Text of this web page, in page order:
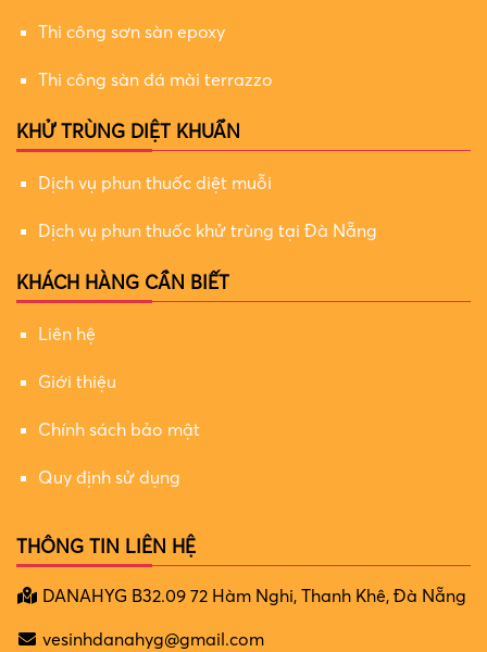
Thi công sơn sàn epoxy
Thi công sàn đá mài terrazzo
KHỬ TRÙNG DIỆT KHUẨN
Dịch vụ phun thuốc diệt muỗi
Dịch vụ phun thuốc khử trùng tại Đà Nẵng
KHÁCH HÀNG CẦN BIẾT
Liên hệ
Giới thiệu
Chính sách bảo mật
Quy định sử dụng
THÔNG TIN LIÊN HỆ
DANAHYG B32.09 72 Hàm Nghi, Thanh Khê, Đà Nẵng
vesinhdanahyg@gmail.com